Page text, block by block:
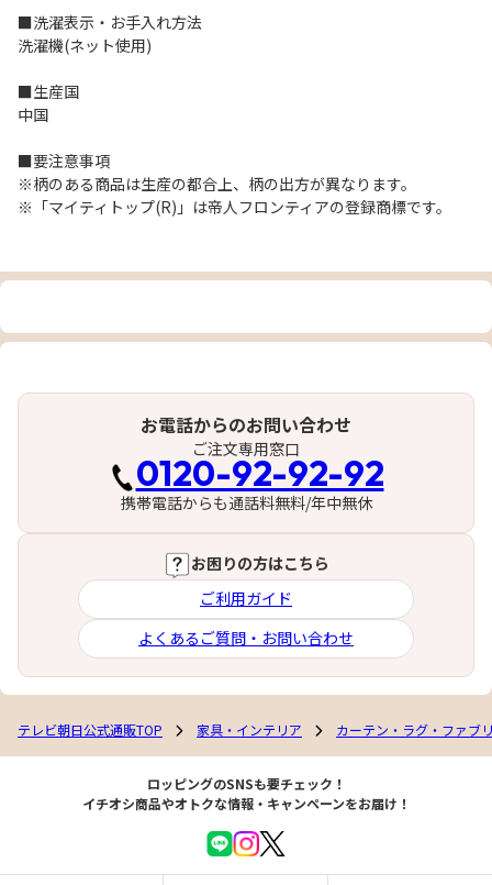
■洗濯表示・お手入れ方法
洗濯機(ネット使用)
■生産国
中国
■要注意事項
※柄のある商品は生産の都合上、柄の出方が異なります。
※「マイティトップ(R)」は帝人フロンティアの登録商標です。
お電話からのお問い合わせ
ご注文専用窓口
0120-92-92-92
携帯電話からも通話料無料/年中無休
お困りの方はこちら
ご利用ガイド
よくあるご質問・お問い合わせ
テレビ朝日公式通販TOP 家具・インテリア カーテン・ラグ・ファブ
ロッピングのSNSも要チェック！
イチオシ商品やオトクな情報・キャンペーンをお届け！